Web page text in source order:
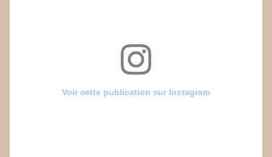
Voir cette publication sur Instagram